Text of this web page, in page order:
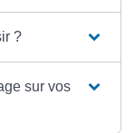
?
sur vos